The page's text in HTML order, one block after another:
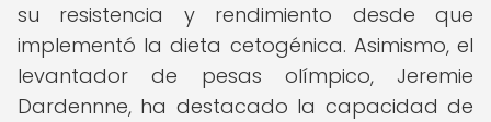
su resistencia y rendimiento desde que
implementó la dieta cetogénica. Asimismo, el
levantador de pesas olímpico, Jeremie
Dardennne, ha destacado la capacidad de